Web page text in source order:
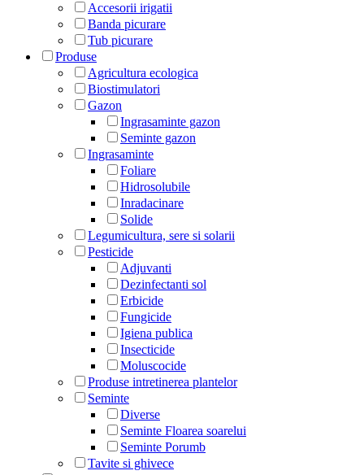
Accesorii irigatii
Banda picurare
Tub picurare
Produse
Agricultura ecologica
Biostimulatori
Gazon
Ingrasaminte gazon
Seminte gazon
Ingrasaminte
Foliare
Hidrosolubile
Inradacinare
Solide
Legumicultura, sere si solarii
Pesticide
Adjuvanti
Dezinfectanti sol
Erbicide
Fungicide
Igiena publica
Insecticide
Moluscocide
Produse intretinerea plantelor
Seminte
Diverse
Seminte Floarea soarelui
Seminte Porumb
Tavite si ghivece